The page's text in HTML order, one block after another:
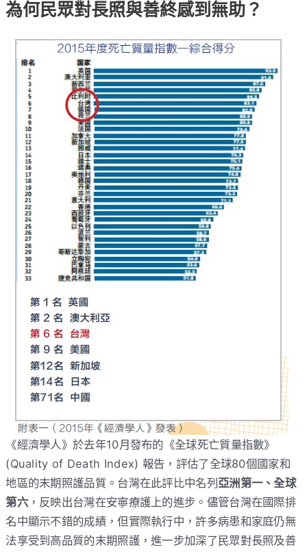
為何民眾對長照與善終感到無助？
《經濟學人》於去年10月發布的《全球死亡質量指數》
(Quality of Death Index) 報告，評估了全球80個國家和
地區的末期照護品質。台灣在此評比中名列 亞洲第一、全球
第六，反映出台灣在安寧療護上的進步​。儘管台灣在國際排
名中顯示不錯的成績，但實際執行中，許多病患和家庭仍無
法享受到高品質的末期照護，進一步加深了民眾對長照及善